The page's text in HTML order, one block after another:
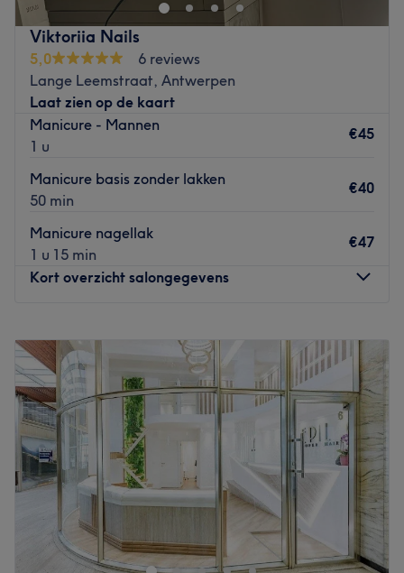
Viktoriia Nails
5,0
6 reviews
Lange Leemstraat, Antwerpen
Laat zien op de kaart
Manicure - Mannen
1 u
€45
Manicure basis zonder lakken
50 min
€40
Manicure nagellak
1 u 15 min
€47
Kort overzicht salongegevens
Dinsdag
10:00
19:00
Woensdag
10:00– 19:00
Donderdag
10:00–19:00
Vrijdag
19:00
Zaterdag
10:00 –17:00
Zondag
16:00
Welkom bij Viktoriia Nails!
Met oog voor detail en gebruik van hoogwaardige
producten creëer ik verzorgde en elegante nagels die